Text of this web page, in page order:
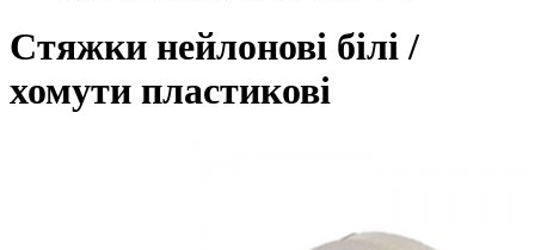
Стяжки нейлонові білі /
хомути пластикові